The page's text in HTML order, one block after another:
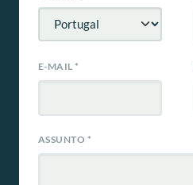
E-MAIL*
ASSUNTO *